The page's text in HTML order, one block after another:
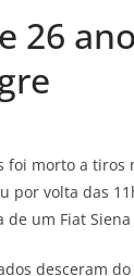
26
foi morto a tiros
por volta das
de um Fiat
desceram